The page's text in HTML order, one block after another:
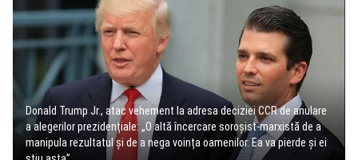
Donald Trump Jr., atac vehement la adresa deciziei CCR de anulare
a alegerilor prezidențiale: „O altă încercare soroșist-marxistă de a
manipula rezultatul și de a nega voința oamenilor. Ea va pierde și ei